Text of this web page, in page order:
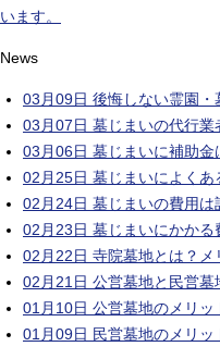
います。
News
03月09日 後悔しない霊園・
03月07日 墓じまいの代行業
03月06日 墓じまいに補助金
02月25日 墓じまいによくあ
02月24日 墓じまいの費用は
02月23日 墓じまいにかかる
02月22日 寺院墓地とは？メ
02月21日 公営墓地と民営墓
01月10日 公営墓地のメリッ
01月09日 民営墓地のメリッ